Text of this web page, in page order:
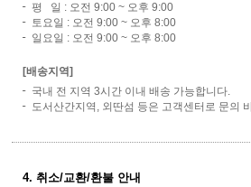
평 일 : 오전 9:00 ~ 오후 9:00
토요일 : 오전 9:00 ~ 오후 8:00
일요일 : 오전 9:00 ~ 오후 8:00
[배송지역]
국내 전 지역 3시간 이내 배송 가능합니다.
도서산간지역, 외딴섬 등은 고객센터로 문의
4. 취소/교환/환불 안내